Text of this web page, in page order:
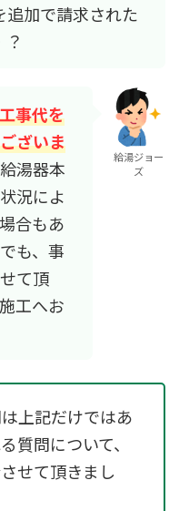
追加で請求された
事代を
ざいま
給湯器本
況によ
合もあ
も、事
て頂
工へお
給湯ジョー
ズ
上記だけではあ
質問について、
せて頂きまし